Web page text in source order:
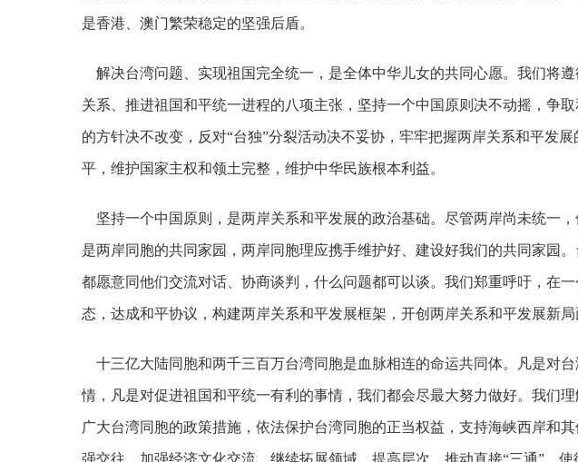
是香港、澳门繁荣稳定的坚强后盾。
解决台湾问题、实现祖国完全统一，是全体中华儿女的共同心愿。我们将
关系、推进祖国和平统一进程的八项主张，坚持一个中国原则决不动摇，争
的方针决不改变，反对“台独”分裂活动决不妥协，牢牢把握两岸关系和平发
平，维护国家主权和领土完整，维护中华民族根本利益。
坚持一个中国原则，是两岸关系和平发展的政治基础。尽管两岸尚未统一
是两岸同胞的共同家园，两岸同胞理应携手维护好、建设好我们的共同家园
都愿意同他们交流对话、协商谈判，什么问题都可以谈。我们郑重呼吁，在
态，达成和平协议，构建两岸关系和平发展框架，开创两岸关系和平发展新局
十三亿大陆同胞和两千三百万台湾同胞是血脉相连的命运共同体。凡是对
情，凡是对促进祖国和平统一有利的事情，我们都会尽最大努力做好。我们
广大台湾同胞的政策措施，依法保护台湾同胞的正当权益，支持海峡西岸和
强交往，加强经济文化交流，继续拓展领域、提高层次，推动直接“三通”，